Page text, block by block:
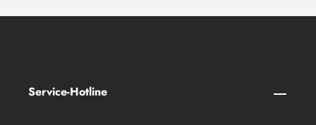
Service-Hotline